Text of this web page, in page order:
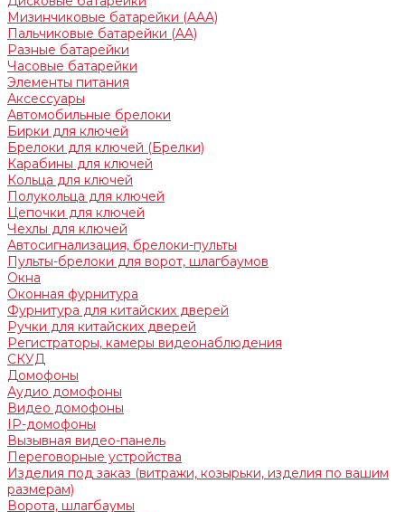
Мизинчиковые батарейки (AAA)
Пальчиковые батарейки (AA)
Разные батарейки
Часовые батарейки
Элементы питания
Аксессуары
Автомобильные брелоки
Бирки для ключей
Брелоки для ключей (Брелки)
Карабины для ключей
Кольца для ключей
Полукольца для ключей
Цепочки для ключей
Чехлы для ключей
Автосигнализация, брелоки-пульты
Пульты-брелоки для ворот, шлагбаумов
Окна
Оконная фурнитура
Фурнитура для китайских дверей
Ручки для китайских дверей
Регистраторы, камеры видеонаблюдения
СКУД
Домофоны
Аудио домофоны
Видео домофоны
IP-домофоны
Вызывная видео-панель
Переговорные устройства
Изделия под заказ (витражи, козырьки, изделия по вашим
размерам)
Ворота, шлагбаумы